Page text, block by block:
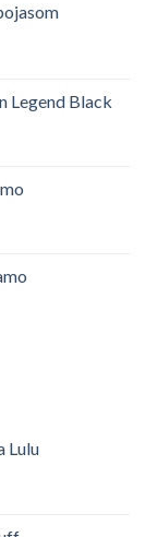
Legend Black
Lulu